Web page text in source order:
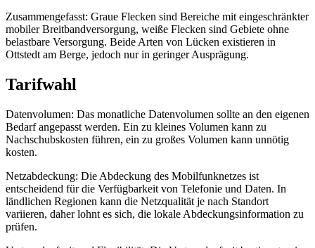
Zusammengefasst: Graue Flecken sind Bereiche mit eingeschränkter
mobiler Breitbandversorgung, weiße Flecken sind Gebiete ohne
belastbare Versorgung. Beide Arten von Lücken existieren in
Ottstedt am Berge, jedoch nur in geringer Ausprägung.
Tarifwahl
Datenvolumen: Das monatliche Datenvolumen sollte an den eigenen
Bedarf angepasst werden. Ein zu kleines Volumen kann zu
Nachschubskosten führen, ein zu großes Volumen kann unnötig
kosten.
Netzabdeckung: Die Abdeckung des Mobilfunknetzes ist
entscheidend für die Verfügbarkeit von Telefonie und Daten. In
ländlichen Regionen kann die Netzqualität je nach Standort
variieren, daher lohnt es sich, die lokale Abdeckungsinformation zu
prüfen.